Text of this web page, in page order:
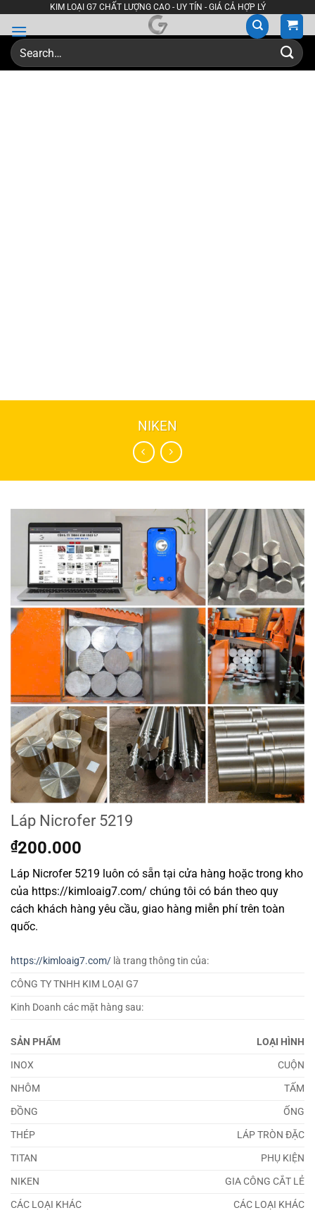
content
KIM LOẠI G7 CHẤT LƯỢNG CAO - UY TÍN - GIÁ CẢ HỢP LÝ
Search
for:
NIKEN
Láp Nicrofer 5219
₫200.000
Láp Nicrofer 5219 luôn có sẵn tại cửa hàng hoặc trong kho
của https://kimloaig7.com/ chúng tôi có bán theo quy
cách khách hàng yêu cầu, giao hàng miễn phí trên toàn
quốc.
https://kimloaig7.com/ là trang thông tin của:
CÔNG TY TNHH KIM LOẠI G7
Kinh Doanh các mặt hàng sau:
SẢN PHẨM
LOẠI HÌNH
INOX
CUỘN
NHÔM
TẤM
ĐỒNG
ỐNG
THÉP
LÁP TRÒN ĐẶC
TITAN
PHỤ KIỆN
NIKEN
GIA CÔNG CẮT LẺ
CÁC LOẠI KHÁC
CÁC LOẠI KHÁC